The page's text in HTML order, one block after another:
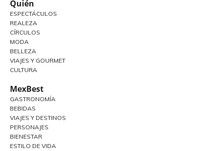
Quién
ESPECTÁCULOS
REALEZA
CÍRCULOS
MODA
BELLEZA
VIAJES Y GOURMET
CULTURA
MexBest
GASTRONOMÍA
BEBIDAS
VIAJES Y DESTINOS
PERSONAJES
BIENESTAR
ESTILO DE VIDA